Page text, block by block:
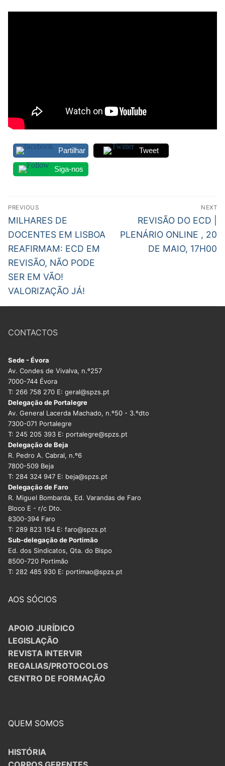
Partilhar Tweet
Siga-nos
Navegação
de
artigos
PREVIOUS
Previous
post:
MILHARES DE
DOCENTES EM LISBOA
REAFIRMAM: ECD EM
REVISÃO, NÃO PODE
SER EM VÃO!
VALORIZAÇÃO JÁ!
NEXT
Next
post:
REVISÃO DO ECD |
PLENÁRIO ONLINE , 20
DE MAIO, 17H00
CONTACTOS
Sede - Évora
Av. Condes de Vivalva, n.º257
7000-744 Évora
T: 266 758 270 E: geral@spzs.pt
Delegação de Portalegre
Av. General Lacerda Machado, n.º50 - 3.ºdto
7300-071 Portalegre
T: 245 205 393 E: portalegre@spzs.pt
Delegação de Beja
R. Pedro A. Cabral, n.º6
7800-509 Beja
T: 284 324 947 E: beja@spzs.pt
Delegação de Faro
R. Miguel Bombarda, Ed. Varandas de Faro
Bloco E - r/c Dto.
8300-394 Faro
T: 289 823 154 E: faro@spzs.pt
Sub-delegação de Portimão
Ed. dos Sindicatos, Qta. do Bispo
8500-720 Portimão
T: 282 485 930 E: portimao@spzs.pt
AOS SÓCIOS
APOIO JURÍDICO
LEGISLAÇÃO
REVISTA INTERVIR
REGALIAS/PROTOCOLOS
CENTRO DE FORMAÇÃO
QUEM SOMOS
HISTÓRIA